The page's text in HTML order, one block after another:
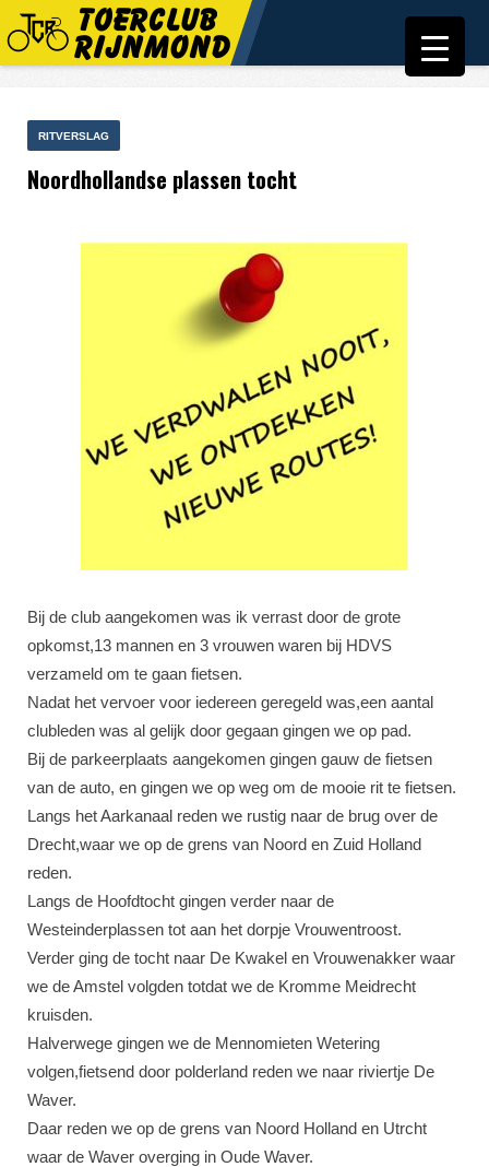
RITVERSLAG
Noordhollandse plassen tocht
Bij de club aangekomen was ik verrast door de grote
opkomst,13 mannen en 3 vrouwen waren bij HDVS
verzameld om te gaan fietsen.
Nadat het vervoer voor iedereen geregeld was,een aantal
clubleden was al gelijk door gegaan gingen we op pad.
Bij de parkeerplaats aangekomen gingen gauw de fietsen
van de auto, en gingen we op weg om de mooie rit te fietsen.
Langs het Aarkanaal reden we rustig naar de brug over de
Drecht,waar we op de grens van Noord en Zuid Holland
reden.
Langs de Hoofdtocht gingen verder naar de
Westeinderplassen tot aan het dorpje Vrouwentroost.
Verder ging de tocht naar De Kwakel en Vrouwenakker waar
we de Amstel volgden totdat we de Kromme Meidrecht
kruisden.
Halverwege gingen we de Mennomieten Wetering
volgen,fietsend door polderland reden we naar riviertje De
Waver.
Daar reden we op de grens van Noord Holland en Utrcht
waar de Waver overging in Oude Waver.